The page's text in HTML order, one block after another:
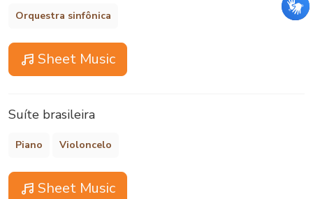
Orquestra sinfônica
Sheet Music
Suíte brasileira
Piano Violoncelo
Sheet Music